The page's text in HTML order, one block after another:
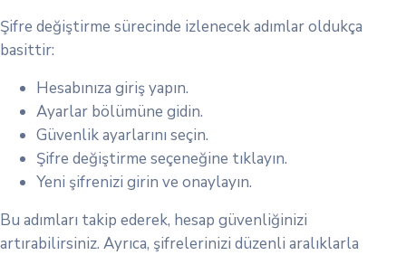
Şifre değiştirme sürecinde izlenecek adımlar oldukça
basittir:
Hesabınıza giriş yapın.
Ayarlar bölümüne gidin.
Güvenlik ayarlarını seçin.
Şifre değiştirme seçeneğine tıklayın.
Yeni şifrenizi girin ve onaylayın.
Bu adımları takip ederek, hesap güvenliğinizi
artırabilirsiniz. Ayrıca, şifrelerinizi düzenli aralıklarla